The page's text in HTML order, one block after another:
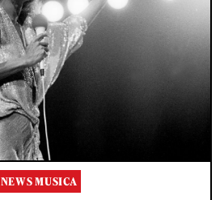
NEWS MUSICA